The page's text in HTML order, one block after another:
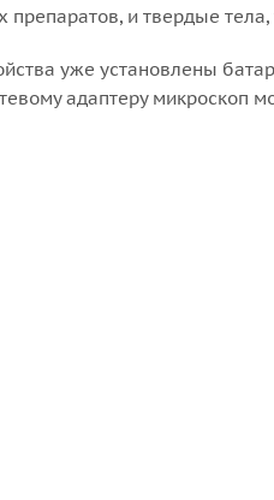
и твердые тела,
уже установлены
адаптеру микроскоп